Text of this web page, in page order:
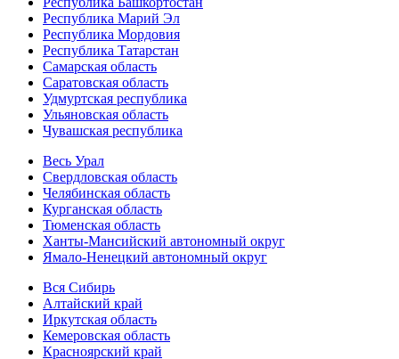
Республика Марий Эл
Республика Мордовия
Республика Татарстан
Самарская область
Саратовская область
Удмуртская республика
Ульяновская область
Чувашская республика
Весь Урал
Свердловская область
Челябинская область
Курганская область
Тюменская область
Ханты-Мансийский автономный округ
Ямало-Ненецкий автономный округ
Вся Сибирь
Алтайский край
Иркутская область
Кемеровская область
Красноярский край